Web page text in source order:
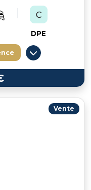
DPE
Vente